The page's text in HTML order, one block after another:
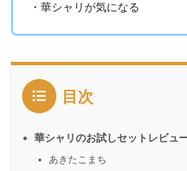
・華シャリが気になる
目次
華シャリのお試しセットレビュ
あきたこまち